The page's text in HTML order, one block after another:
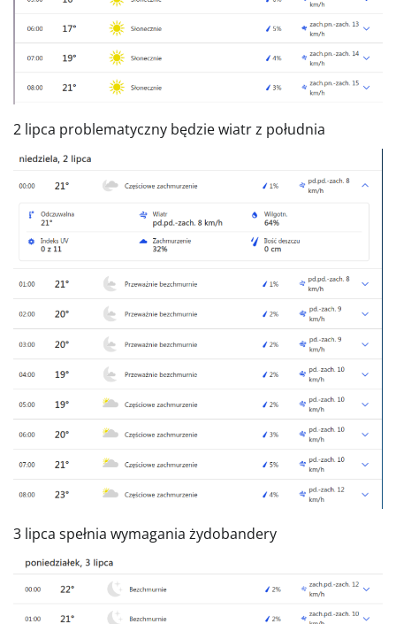
2 lipca problematyczny będzie wiatr z południa
3 lipca spełnia wymagania żydobandery